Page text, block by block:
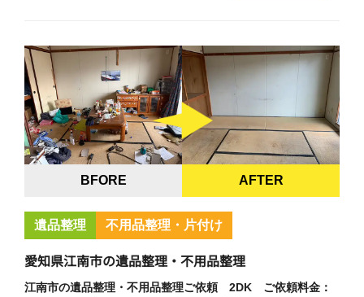
BFORE AFTER
遺品整理 不用品整理・片付け
愛知県江南市の遺品整理・不用品整理
江南市の遺品整理・不用品整理ご依頼 2DK ご依頼料金：